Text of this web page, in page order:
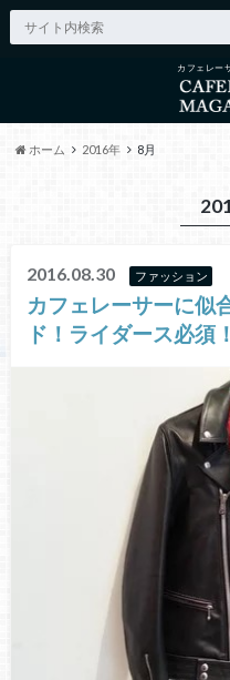
カフェレー
ホーム 2016年 8月
2016.08.30 ファッション
カフェレーサーに似
ド！ライダース必須！